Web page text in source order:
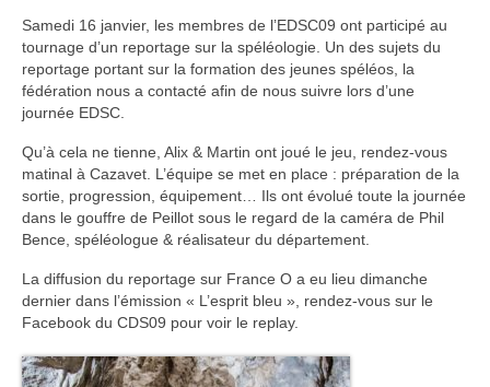
Commissions
La commission SSF
La commission Canyons
La commission EDSC
La commission WEB
La commission scientifique / environnement
Partenaires
Partenaires privilégiés
Pratiquer
Samedi 16 janvier, les membres de l’EDSC09 ont participé au
tournage d’un reportage sur la spéléologie. Un des sujets du
reportage portant sur la formation des jeunes spéléos, la
fédération nous a contacté afin de nous suivre lors d’une
journée EDSC.
Qu’à cela ne tienne, Alix & Martin ont joué le jeu, rendez-vous
matinal à Cazavet. L’équipe se met en place : préparation de la
sortie, progression, équipement… Ils ont évolué toute la journée
dans le gouffre de Peillot sous le regard de la caméra de Phil
Bence, spéléologue & réalisateur du département.
La diffusion du reportage sur France O a eu lieu dimanche
dernier dans l’émission « L’esprit bleu », rendez-vous sur le
Facebook du CDS09 pour voir le replay.